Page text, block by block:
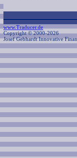
www.Traducer.de
Copyright © 2000-2026
Josef Gebhardt Innovative